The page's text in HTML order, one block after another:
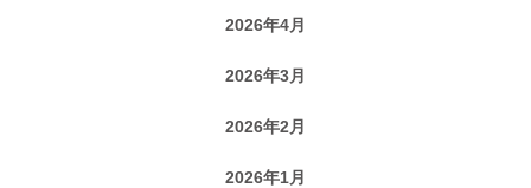
2026年4月
2026年3月
2026年2月
2026年1月